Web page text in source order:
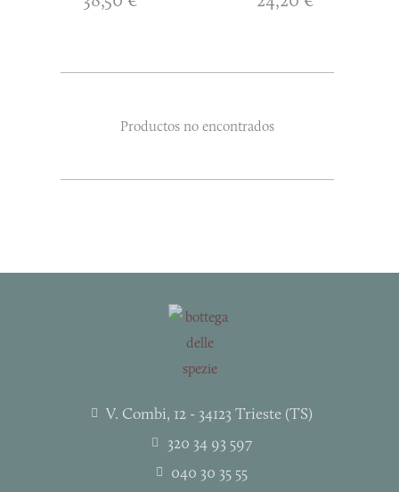
Productos no encontrados
V. Combi, 12 - 34123 Trieste (TS)
320 34 93 597
040 30 35 55